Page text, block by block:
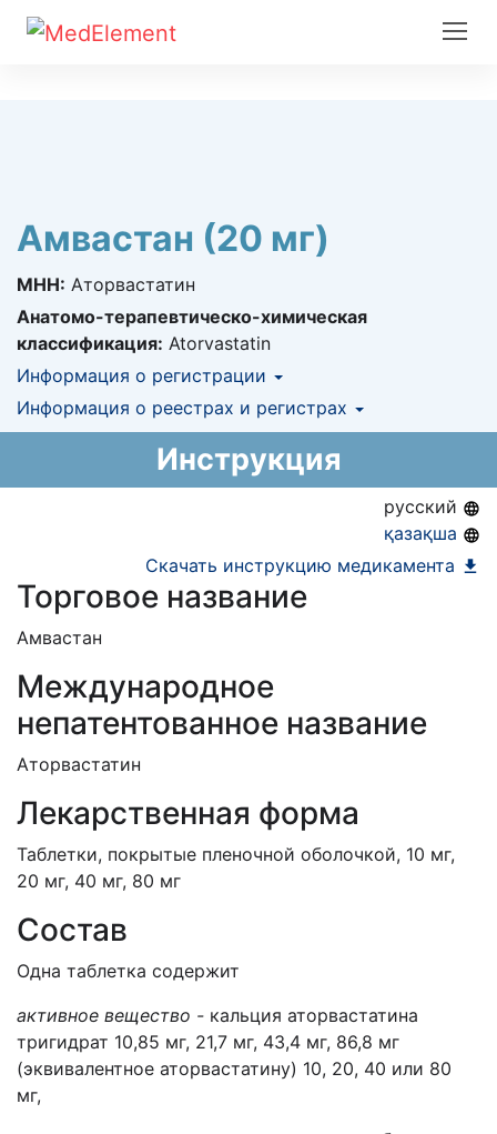
Амвастан (20 мг)
МНН: Аторвастатин
Анатомо-терапевтическо-химическая
классификация: Atorvastatin
Информация о регистрации
Номер регистрации в РК:№ РК-ЛС-5№019191
Информация о реестрах и регистрах
национальный формуляр лекарственных
средств)
АЛО (Включено в Список бесплатного
амбулаторного лекарственного обеспечения)
Инструкция
русский
қазақша
Скачать инструкцию медикамента
Торговое название
Амвастан
Международное
непатентованное название
Аторвастатин
Лекарственная форма
Таблетки, покрытые пленочной оболочкой, 10 мг,
20 мг, 40 мг, 80 мг
Состав
Одна таблетка содержит
активное вещество - кальция аторвастатина
тригидрат 10,85 мг, 21,7 мг, 43,4 мг, 86,8 мг
(эквивалентное аторвастатину) 10, 20, 40 или 80
мг,